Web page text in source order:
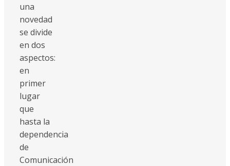
una
novedad
se divide
en dos
aspectos:
en
primer
lugar
que
hasta la
dependencia
de
Comunicación